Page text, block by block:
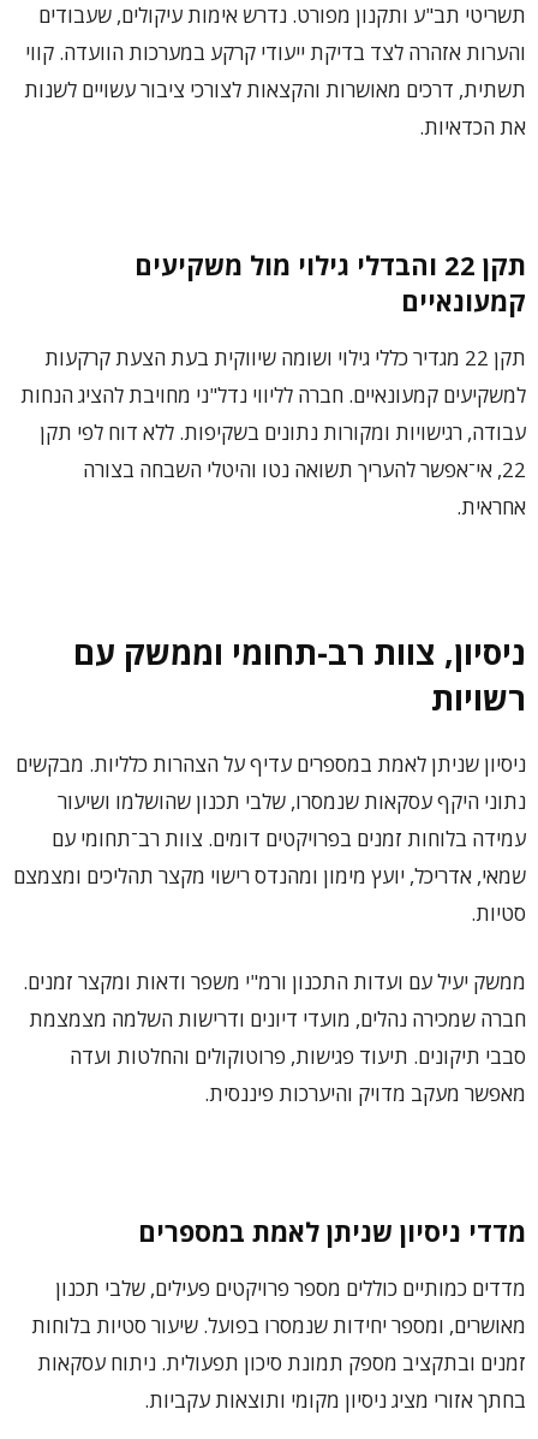
תשריטי תב"ע ותקנון מפורט. נדרש אימות עיקולים, שעבודים
והערות אזהרה לצד בדיקת ייעודי קרקע במערכות הוועדה. קווי
תשתית, דרכים מאושרות והקצאות לצורכי ציבור עשויים לשנות
את הכדאיות.
תקן 22 והבדלי גילוי מול משקיעים
קמעונאיים
תקן 22 מגדיר כללי גילוי ושומה שיווקית בעת הצעת קרקעות
למשקיעים קמעונאיים. חברה לליווי נדל"ני מחויבת להציג הנחות
עבודה, רגישויות ומקורות נתונים בשקיפות. ללא דוח לפי תקן
22, אי־אפשר להעריך תשואה נטו והיטלי השבחה בצורה
אחראית.
ניסיון, צוות רב-תחומי וממשק עם
רשויות
ניסיון שניתן לאמת במספרים עדיף על הצהרות כלליות. מבקשים
נתוני היקף עסקאות שנמסרו, שלבי תכנון שהושלמו ושיעור
עמידה בלוחות זמנים בפרויקטים דומים. צוות רב־תחומי עם
שמאי, אדריכל, יועץ מימון ומהנדס רישוי מקצר תהליכים ומצמצם
סטיות.
ממשק יעיל עם ועדות התכנון ורמ"י משפר ודאות ומקצר זמנים.
חברה שמכירה נהלים, מועדי דיונים ודרישות השלמה מצמצמת
סבבי תיקונים. תיעוד פגישות, פרוטוקולים והחלטות ועדה
מאפשר מעקב מדויק והיערכות פיננסית.
מדדי ניסיון שניתן לאמת במספרים
מדדים כמותיים כוללים מספר פרויקטים פעילים, שלבי תכנון
מאושרים, ומספר יחידות שנמסרו בפועל. שיעור סטיות בלוחות
זמנים ובתקציב מספק תמונת סיכון תפעולית. ניתוח עסקאות
בחתך אזורי מציג ניסיון מקומי ותוצאות עקביות.